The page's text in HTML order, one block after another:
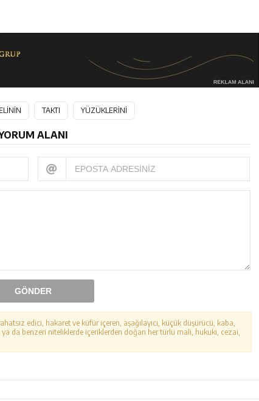
TAKTI YÜZÜKLERİNİ
ALANI
GÖNDER
edici, hakaret ve küfür içeren, aşağılayıcı, küçük düşürücü, kaba,
da benzeri niteliklerde içeriklerden doğan her türlü mali, hukuki, cezai,